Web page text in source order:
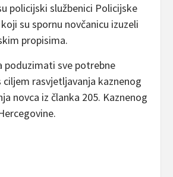
policijski službenici Policijske
su spornu novčanicu izuzeli
propisima.
poduzimati sve potrebne
ciljem rasvjetljavanja kaznenog
novca iz članka 205. Kaznenog